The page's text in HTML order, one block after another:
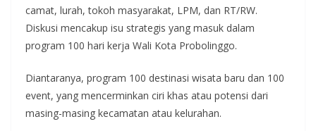
camat, lurah, tokoh masyarakat, LPM, dan RT/RW.
Diskusi mencakup isu strategis yang masuk dalam
program 100 hari kerja Wali Kota Probolinggo.
Diantaranya, program 100 destinasi wisata baru dan 100
event, yang mencerminkan ciri khas atau potensi dari
masing-masing kecamatan atau kelurahan.